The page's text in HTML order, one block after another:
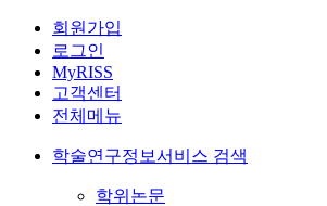
회원가입
로그인
MyRISS
고객센터
전체메뉴
학술연구정보서비스 검색
학위논문